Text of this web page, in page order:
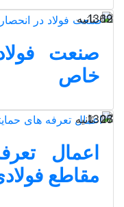
19 ثانیه
1362
صنعت
خاص
27 ثانیه
1306
اعمال
مقاطع